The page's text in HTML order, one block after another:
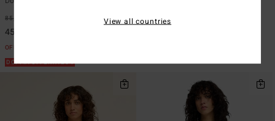
85,95 €
45,13 €
OFFERTE
DOPPIA OFFERTA 25%
View all countries